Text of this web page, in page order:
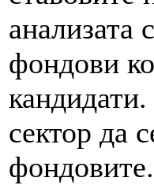
анализата
фондови
сектор да
фондовите.